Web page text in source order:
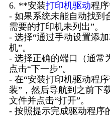
6. **安装打印机驱动程序
- 如果系统未能自动找到
需要的打印机未列出”。
- 选择“通过手动设置添
机”。
- 选择正确的端口（通常
点击“下一步”。
- 在“安装打印机驱动程
装”，然后导航到之前下
文件并点击“打开”。
- 按照提示完成驱动程序